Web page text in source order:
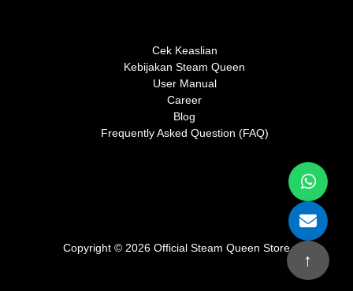
↑
Cek Keaslian
Kebijakan Steam Queen
User Manual
Career
Blog
Frequently Asked Question (FAQ)
Copyright © 2026 Official Steam Queen Store